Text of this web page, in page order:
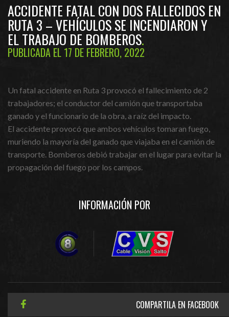
ACCIDENTE FATAL CON DOS FALLECIDOS EN
RUTA 3 – VEHÍCULOS SE INCENDIARON Y
EL TRABAJO DE BOMBEROS
PUBLICADA EL 17 DE FEBRERO, 2022
Un fatal accidente en Ruta 3 provocó el fallecimiento de 2
trabajadores; el conductor del camión que transportaba
ganado y el funcionario de la obra, a raíz del impacto.
El accidente provocó que ambos vehículos tomaran fuego,
muriendo la mayoría del ganado que viajaba en el camión de
transporte. Bomberos debió trabajar en el lugar para evitar la
propagación del fuego por los campos.
INFORMACIÓN POR
COMPARTILA EN FACEBOOK